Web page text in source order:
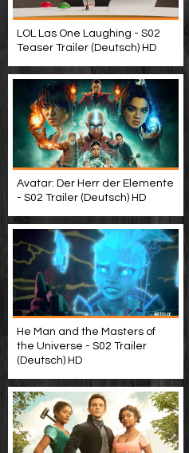
LOL Las One Laughing - S02
Teaser Trailer (Deutsch) HD
Avatar: Der Herr der Elemente
- S02 Trailer (Deutsch) HD
He Man and the Masters of
the Universe - S02 Trailer
(Deutsch) HD